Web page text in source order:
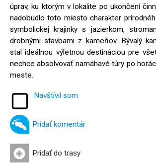
úprav, ku ktorým v lokalite po ukončení
nadobudlo toto miesto charakter
symbolickej krajinky s jazierkom,
drobnými stavbami z kameňov. Bývalý
stal ideálnou výletnou destináciou pre
nechce absolvovať namáhavé túry po
meste.
Navštívil som
Pridať komentár
Pridať do trasy